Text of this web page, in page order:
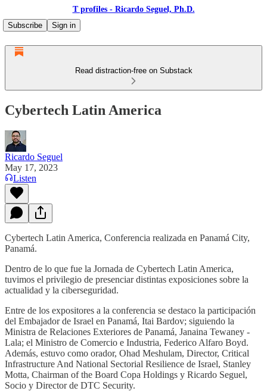
T profiles - Ricardo Seguel, Ph.D.
Subscribe
Sign in
Read distraction-free on Substack
Cybertech Latin America
Ricardo Seguel
May 17, 2023
Listen
Cybertech Latin America, Conferencia realizada en Panamá City,
Panamá.
Dentro de lo que fue la Jornada de Cybertech Latin America,
tuvimos el privilegio de presenciar distintas exposiciones sobre la
actualidad y la ciberseguridad.
Entre de los expositores a la conferencia se destaco la participación
del Embajador de Israel en Panamá, Itai Bardov; siguiendo la
Ministra de Relaciones Exteriores de Panamá, Janaina Tewaney -
Lala; el Ministro de Comercio e Industria, Federico Alfaro Boyd.
Además, estuvo como orador, Ohad Meshulam, Director, Critical
Infrastructure And National Sectorial Resilience de Israel, Stanley
Motta, Chairman of the Board Copa Holdings y Ricardo Seguel,
Socio y Director de DTC Security.